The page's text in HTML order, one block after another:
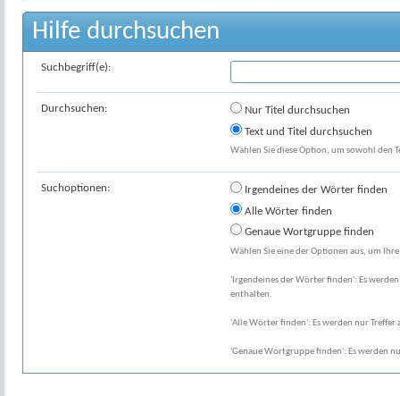
Hilfe durchsuchen
Suchbegriff(e):
Durchsuchen:
Nur Titel durchsuchen
Text und Titel durchsuchen
Wählen Sie diese Option, um sowohl den
Suchoptionen:
Irgendeines der Wörter finden
Alle Wörter finden
Genaue Wortgruppe finden
Wählen Sie eine der Optionen aus, um
'Irgendeines der Wörter finden': Es
enthalten.
'Alle Wörter finden': Es werden nur
'Genaue Wortgruppe finden': Es werden